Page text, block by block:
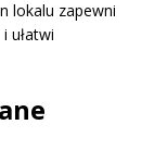
lokalu zapewni
ułatwi